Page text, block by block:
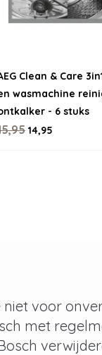
Clean & Care
wasmachine
- 6 stuks
14,95
voor
met